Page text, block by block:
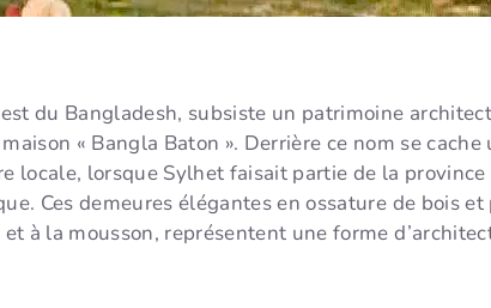
du Bangladesh, subsiste un patrimoine
« Bangla Baton ». Derrière ce nom se
locale, lorsque Sylhet faisait partie de la province
Ces demeures élégantes en ossature de bois
à la mousson, représentent une forme